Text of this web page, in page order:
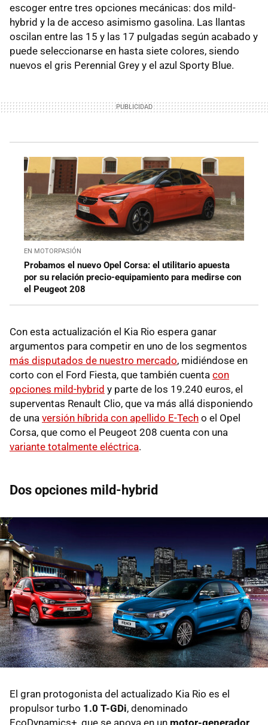
escoger entre tres opciones mecánicas: dos mild-
hybrid y la de acceso asimismo gasolina. Las llantas
oscilan entre las 15 y las 17 pulgadas según acabado y
puede seleccionarse en hasta siete colores, siendo
nuevos el gris Perennial Grey y el azul Sporty Blue.
EN MOTORPASIÓN
Probamos el nuevo Opel Corsa: el utilitario apuesta
por su relación precio-equipamiento para medirse con
el Peugeot 208
Con esta actualización el Kia Rio espera ganar
argumentos para competir en uno de los segmentos
más disputados de nuestro mercado, midiéndose en
corto con el Ford Fiesta, que también cuenta con
opciones mild-hybrid y parte de los 19.240 euros, el
superventas Renault Clio, que va más allá disponiendo
de una versión híbrida con apellido E-Tech o el Opel
Corsa, que como el Peugeot 208 cuenta con una
variante totalmente eléctrica.
Dos opciones mild-hybrid
El gran protogonista del actualizado Kia Rio es el
propulsor turbo 1.0 T-GDi, denominado